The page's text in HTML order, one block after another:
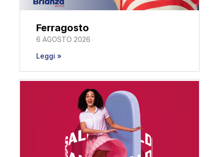
Ferragosto
6 AGOSTO 2026
Leggi »